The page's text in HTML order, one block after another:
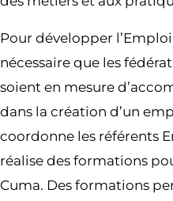
Pour développer
nécessaire que les
soient en mesure
dans la création d’un
coordonne les référents
réalise des formations
Cuma. Des formations